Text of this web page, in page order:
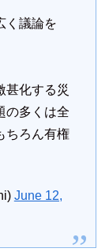
く議論を
甚化する災
の多くは全
ちろん有権
June 12,